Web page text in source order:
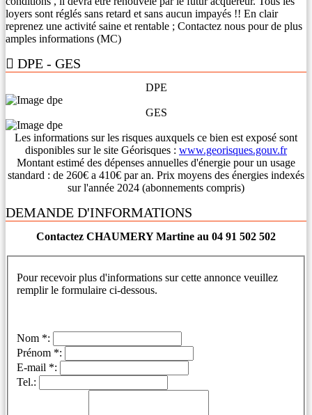
loyers sont réglés sans retard et sans aucun impayés !! En clair
reprenez une activité saine et rentable ; Contactez nous pour de plus
amples informations (MC)
DPE - GES
DPE
GES
Les informations sur les risques auxquels ce bien est exposé sont
disponibles sur le site Géorisques : www.georisques.gouv.fr
Montant estimé des dépenses annuelles d'énergie pour un usage
standard : de 260€ a 410€ par an. Prix moyens des énergies indexés
sur l'année 2024 (abonnements compris)
DEMANDE D'INFORMATIONS
Contactez CHAUMERY Martine au 04 91 502 502
Pour recevoir plus d'informations sur cette annonce veuillez
remplir le formulaire ci-dessous.
Nom *:
Prénom *:
E-mail *:
Tel.: